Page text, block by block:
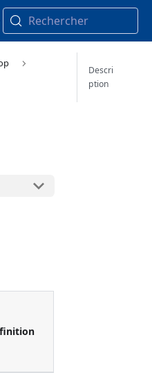
Rechercher
Descri
ption